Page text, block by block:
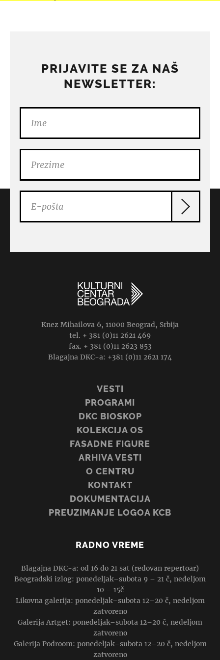
PRIJAVITE SE ZA NAŠ
NEWSLETTER:
Knez Mihailova 6, 11000 Beograd, Srbija
tel. + 381 (0)11 2621 469
fax. + 381 (0)11 2623 853
Blagajna DKC-a: +381 (0)11 2621 174
VESTI
PROGRAMI
DKC BIOSKOP
KOLEKCIJA OS
FASADNE FIGURE
ARHIVA VESTI
O CENTRU
KONTAKT
DOKUMENTACIJA
PREUZIMANJE LOGOA KCB
RADNO VREME
Blagajna DKC-a: od 16 do 21 sat (redovan repertoar)
Beogradski izlog: ponedeljak–subota 9 – 21 č, nedeljom
10 – 15č
Likovna galerija: ponedeljak–subota 12–20 č, nedeljom
zatvoreno
Galerija Artget: ponedeljak–subota 12–20 č, nedeljom
zatvoreno
Galerija Podroom: ponedeljak–subota 12–20 č, nedeljom
zatvoreno